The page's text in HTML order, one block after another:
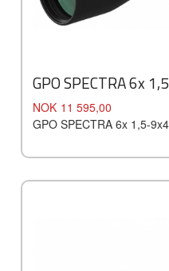
GPO SPECTRA 6x
Pris
NOK 11 595,00
GPO SPECTRA 6x 1,5-